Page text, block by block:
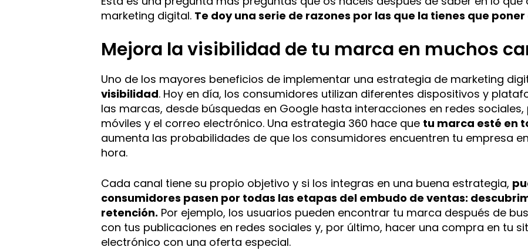
marketing digital. Te doy una serie de razones por las que la tienes que
Mejora la visibilidad de tu marca en muchos
Uno de los mayores beneficios de implementar una estrategia de marketing
visibilidad. Hoy en día, los consumidores utilizan diferentes dispositivos y
las marcas, desde búsquedas en Google hasta interacciones en redes
móviles y el correo electrónico. Una estrategia 360 hace que tu marca esté en
aumenta las probabilidades de que los consumidores encuentren tu empresa
hora.
Cada canal tiene su propio objetivo y si los integras en una buena estrategia,
consumidores pasen por todas las etapas del embudo de ventas:
retención. Por ejemplo, los usuarios pueden encontrar tu marca después de
con tus publicaciones en redes sociales y, por último, hacer una compra en tu
electrónico con una oferta especial.